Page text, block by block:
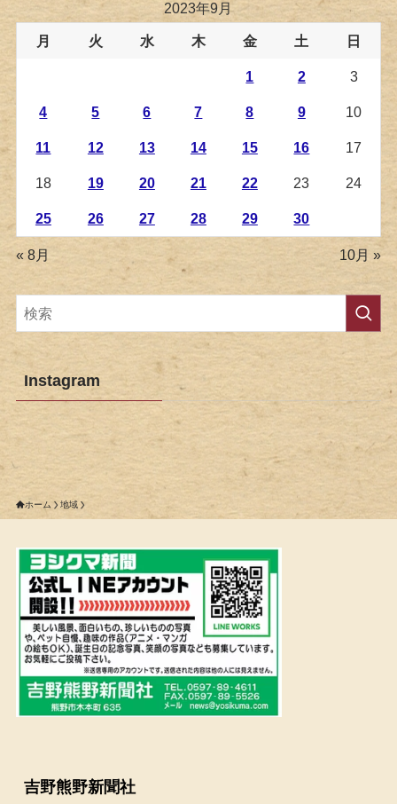
2023年9月
月 火 水 木 金 土 日
1 2 3
4 5 6 7 8 9 10
11 12 13 14 15 16 17
18 19 20 21 22 23 24
25 26 27 28 29 30
« 8月 10月 »
Instagram
ホーム 地域
吉野熊野新聞社